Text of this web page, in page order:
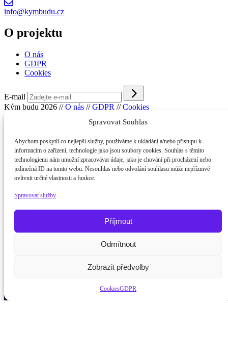
Spravovat Souhlas
Abychom poskytli co nejlepší služby, používáme k ukládání a/nebo přístupu k
informacím o zařízení, technologie jako jsou soubory cookies. Souhlas s těmito
technologiemi nám umožní zpracovávat údaje, jako je chování při procházení nebo
jedinečná ID na tomto webu. Nesouhlas nebo odvolání souhlasu může nepříznivě
ovlivnit určité vlastnosti a funkce.
Spravovat služby
Příjmout
Odmítnout
Zobrazit předvolby
CookiesGDPR
info@kymbudu.cz
O projektu
O nás
GDPR
Cookies
E-mail
Kým budu 2026 // O nás // GDPR // Cookies
Potřebujete poradit?Zeptejte se našeho asistent